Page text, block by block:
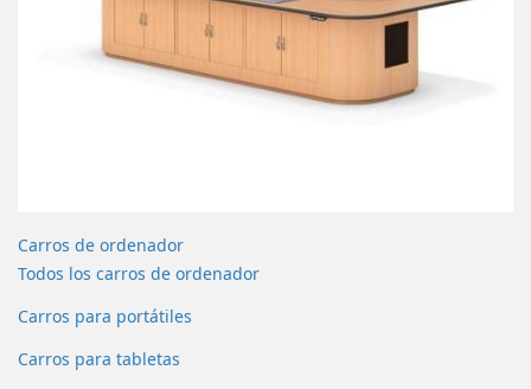
Carros de ordenador
Todos los carros de ordenador
Carros para portátiles
Carros para tabletas